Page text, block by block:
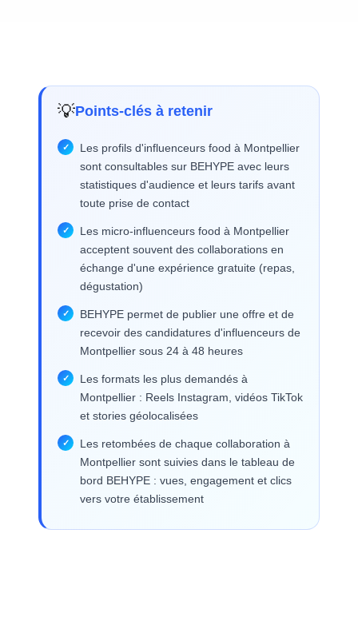
💡Points-clés à retenir
Les profils d'influenceurs food à Montpellier
sont consultables sur BEHYPE avec leurs
statistiques d'audience et leurs tarifs avant
toute prise de contact
Les micro-influenceurs food à Montpellier
acceptent souvent des collaborations en
échange d'une expérience gratuite (repas,
dégustation)
BEHYPE permet de publier une offre et de
recevoir des candidatures d'influenceurs de
Montpellier sous 24 à 48 heures
Les formats les plus demandés à
Montpellier : Reels Instagram, vidéos TikTok
et stories géolocalisées
Les retombées de chaque collaboration à
Montpellier sont suivies dans le tableau de
bord BEHYPE : vues, engagement et clics
vers votre établissement